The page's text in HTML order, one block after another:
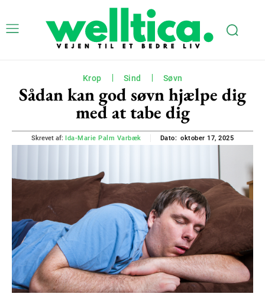
Krop Sind Søvn
Sådan kan god søvn hjælpe dig
med at tabe dig
Skrevet af: Ida-Marie Palm Varbæk Dato: oktober 17, 2025